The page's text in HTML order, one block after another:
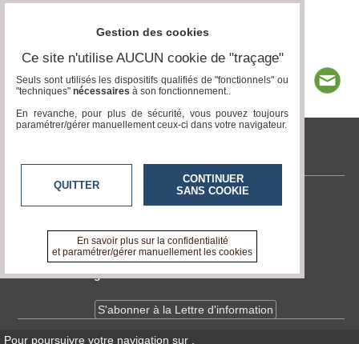
tvlocale.fr
Contactez-nous
A propos de tvlocale.fr
Devenir délégué
S'abonner à la Lettre d'information
Pour poursuivre votre navigation sur
Gestion des cookies
Ce site n'utilise AUCUN cookie de "traçage"
Seuls sont utilisés les dispositifs qualifiés de "fonctionnels" ou
"techniques" nécessaires à son fonctionnement..
En revanche, pour plus de sécurité, vous pouvez toujours
paramétrer/gérer manuellement ceux-ci dans votre navigateur.
QUITTER
CONTINUER
SANS COOKIE
En savoir plus sur la confidentialité
et paramétrer/gérer manuellement les cookies